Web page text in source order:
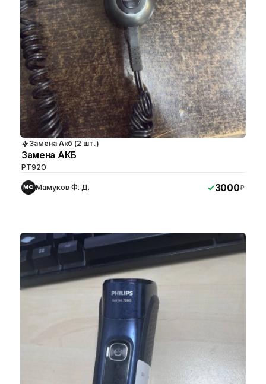
Замена Акб (2 шт.)
Замена АКБ
PT920
МФ Мамуков Ф. Д. 3000₽